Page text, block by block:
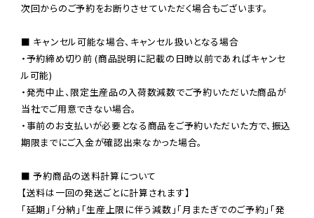
次回からのご予約をお断りさせていただく場合もございます。
■ キャンセル可能な場合、キャンセル扱いとなる場合
・予約締め切り前 (商品説明に記載の日時以前であればキャンセ
ル可能)
・発売中止、限定生産品の入荷数減数でご予約いただいた商品が
当社でご用意できない場合。
・事前のお支払いが必要となる商品をご予約いただいた方で、振込
期限までにご入金が確認出来なかった場合。
■ 予約商品の送料計算について
【送料は一回の発送ごとに計算されます】
「延期」「分納」「生産上限に伴う減数」「月またぎでのご予約」「発